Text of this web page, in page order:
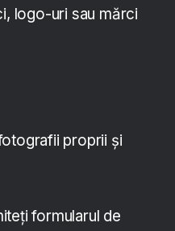
logo-uri sau mărci
proprii și
formularul de